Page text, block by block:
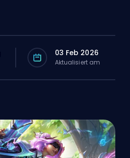
03 Feb 2026
Aktualisiert am